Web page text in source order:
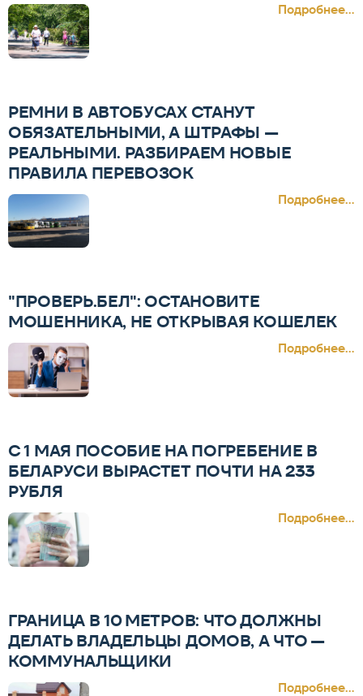
Подробнее...
РЕМНИ В АВТОБУСАХ СТАНУТ
ОБЯЗАТЕЛЬНЫМИ, А ШТРАФЫ —
РЕАЛЬНЫМИ. РАЗБИРАЕМ НОВЫЕ
ПРАВИЛА ПЕРЕВОЗОК
Подробнее...
"ПРОВЕРЬ.БЕЛ": ОСТАНОВИТЕ
МОШЕННИКА, НЕ ОТКРЫВАЯ КОШЕЛЕК
Подробнее...
С 1 МАЯ ПОСОБИЕ НА ПОГРЕБЕНИЕ В
БЕЛАРУСИ ВЫРАСТЕТ ПОЧТИ НА 233
РУБЛЯ
Подробнее...
ГРАНИЦА В 10 МЕТРОВ: ЧТО ДОЛЖНЫ
ДЕЛАТЬ ВЛАДЕЛЬЦЫ ДОМОВ, А ЧТО —
КОММУНАЛЬЩИКИ
Подробнее...